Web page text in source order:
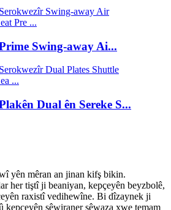
Swing-away Ai...
Dual ên Sereke S...
yên mêran an jinan kifş bikin.
her tiştî ji beaniyan, kepçeyên beyzbolê,
raxistî vedihewîne. Bi dîzaynek ji
kepçeyên sêwiraner şêwaza xwe temam